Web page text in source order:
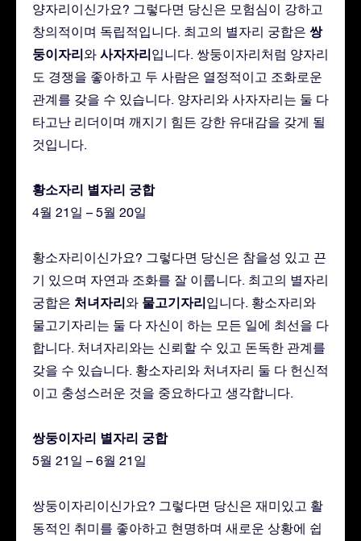
양자리이신가요? 그렇다면 당신은 모험심이 강하고
창의적이며 독립적입니다. 최고의 별자리 궁합은 쌍
둥이자리와 사자자리입니다. 쌍둥이자리처럼 양자리
도 경쟁을 좋아하고 두 사람은 열정적이고 조화로운
관계를 갖을 수 있습니다. 양자리와 사자자리는 둘 다
타고난 리더이며 깨지기 힘든 강한 유대감을 갖게 될
것입니다.
황소자리 별자리 궁합
4월 21일 – 5월 20일
황소자리이신가요? 그렇다면 당신은 참을성 있고 끈
기 있으며 자연과 조화를 잘 이룹니다. 최고의 별자리
궁합은 처녀자리와 물고기자리입니다. 황소자리와
물고기자리는 둘 다 자신이 하는 모든 일에 최선을 다
합니다. 처녀자리와는 신뢰할 수 있고 돈독한 관계를
갖을 수 있습니다. 황소자리와 처녀자리 둘 다 헌신적
이고 충성스러운 것을 중요하다고 생각합니다.
쌍둥이자리 별자리 궁합
5월 21일 – 6월 21일
쌍둥이자리이신가요? 그렇다면 당신은 재미있고 활
동적인 취미를 좋아하고 현명하며 새로운 상황에 쉽